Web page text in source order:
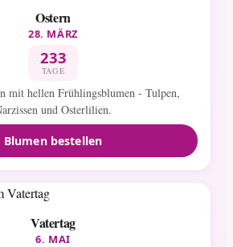
Ostern
28. MÄRZ
233
TAGE
mit hellen Frühlingsblumen - Tulpen,
und Osterlilien.
Blumen bestellen
Vatertag
6. MAI